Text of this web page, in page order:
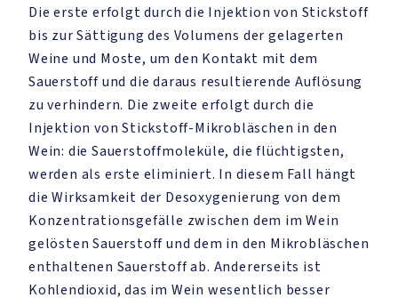
Die erste erfolgt durch die Injektion von Stickstoff
bis zur Sättigung des Volumens der gelagerten
Weine und Moste, um den Kontakt mit dem
Sauerstoff und die daraus resultierende Auflösung
zu verhindern. Die zweite erfolgt durch die
Injektion von Stickstoff-Mikrobläschen in den
Wein: die Sauerstoffmoleküle, die flüchtigsten,
werden als erste eliminiert. In diesem Fall hängt
die Wirksamkeit der Desoxygenierung von dem
Konzentrationsgefälle zwischen dem im Wein
gelösten Sauerstoff und dem in den Mikrobläschen
enthaltenen Sauerstoff ab. Andererseits ist
Kohlendioxid, das im Wein wesentlich besser